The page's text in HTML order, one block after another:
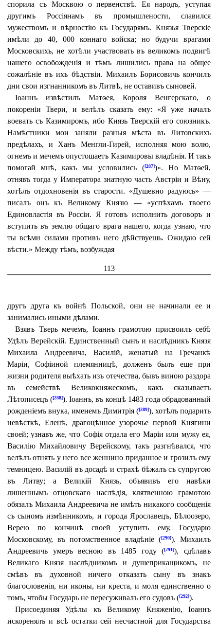
спорила съ Москвою о первенствѣ. Ея народъ, уступая
другимъ Россіянамъ въ промышлености, славился
мужествомъ и вѣрностію къ Государямъ. Князья Тверскіе
имѣли до 40, 000 коннаго войска; но будучи врагами
Московскихъ, не хотѣли участвовать въ великомъ подвигѣ
нашего освобожденія и тѣмъ лишились права на общее
сожалѣніе въ ихъ бѣдствіи. Михаилъ Борисовичь кончилъ
дни свои изгнанникомъ въ Литвѣ, не оставивъ сыновей.
Іоаннъ извѣстилъ Матѳея, Короля Венгерскаго, о
покореніи Твери, и велѣлъ сказать ему: «Я уже началъ
воевать съ Казимиромъ, ибо Князь Тверскій его союзникъ.
Намѣстники мои заняли разныя мѣста въ Литовскихъ
предѣлахъ, и Ханъ Менгли-Гирей, исполняя мою волю,
огнемъ и мечемъ опустошаетъ Казимировы владѣнія. И такъ
помогай мнѣ, какъ мы условились ([287])». Но Матѳей,
отнявъ тогда у Императора знатную часть Австріи и Вѣну,
хотѣлъ отдохновенія въ старости. «Душевно радуюсь» —
писалъ онъ къ Великому Князю — «успѣхамъ твоего
Единовластія въ Россіи. Я готовъ исполнить договоръ и
вступить въ землю общаго врага нашего, когда узнаю, что
ты всѣми силами противъ него дѣйствуешь. Ожидаю сей
вѣсти.» Между тѣмъ, возбуждая
113
другъ друга къ войнѣ Польской, они не начинали ее и
занимались иными дѣлами.
Взявъ Тверь мечемъ, Іоаннъ грамотою присвоилъ себѣ
Удѣлъ Верейскій. Единственный сынъ и наслѣдникъ Князя
Михаила Андреевича, Василій, женатый на Гречанкѣ
Маріи, Софіиной племянницѣ, долженъ былъ еще при
жизни родителя выѣхать изъ отечества, бывъ виною раздора
въ семействѣ Великокняжескомъ, какъ сказываетъ
Лѣтописецъ ([288]). Іоаннъ, въ концѣ 1483 года обрадованный
рожденіемъ внука, именемъ Димитрія ([289]), хотѣлъ подарить
невѣсткѣ, Еленѣ, драгоцѣнное узорочье первой Княгини
своей; узнавъ же, что Софія отдала его Маріи или мужу ея,
Василію Михайловичу Верейскому, такъ разгнѣвался, что
велѣлъ отнять у него все женнино приданное и грозилъ ему
темницею. Василій въ досадѣ и страхѣ бѣжалъ съ супругою
въ Литву; а Великій Князь, объявивъ его навѣки
лишеннымъ отцовскаго наслѣдія, клятвенною грамотою
обязалъ Михаила Андреевича не имѣть никакого сообщенія
съ сыномъ измѣнникомъ, и города Ярославецъ, Бѣлоозеро,
Верею по кончинѣ своей уступить ему, Государю
Московскому, въ потомственное владѣніе ([290]). Михаилъ
Андреевичь умеръ весною въ 1485 году ([291]), сдѣлавъ
Великаго Князя наслѣдникомъ и душеприкащикомъ, не
смѣвъ въ духовной ничего отказать сыну въ знакъ
благословенія, ни иконы, ни креста, и моля единственно о
томъ, чтобы Государь не пересуживалъ его судовъ ([292]).
Присоединяя Удѣлы къ Великому Княженію, Іоаннъ
искоренялъ и всѣ остатки сей несчастной для Государства